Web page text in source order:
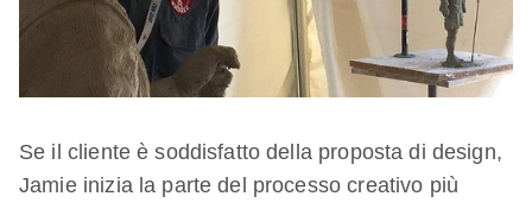
Se il cliente è soddisfatto della proposta di design,
Jamie inizia la parte del processo creativo più